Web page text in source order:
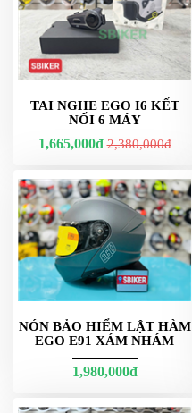
ĐỒ
CHƠI
PHỤ
KIỆN
155
ÁO
GIVI
GĂNG
TAY
MOTO
DƯỠNG
SÊN
BALO
TAI NGHE EGO I6 KẾT
NỐI 6 MÁY
1,665,000đ2,380,000đ
NÓN BẢO HIỂM LẬT HÀM
EGO E91 XÁM NHÁM
1,980,000đ